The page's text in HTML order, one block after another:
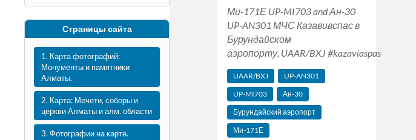
Страницы сайта
1. Карта фотографий:
Монументы и памятники
Алматы.
2. Карта: Мечети, соборы и
церкви Алматы и алм. области
3. Фотографии на карте.
Ми-171Е UP-MI703 and Ан-30
UP-AN301 МЧС Казавивспас в
Бурундайском
аэропорту, UAAR/BXJ ‪#‎kazaviaspas‬ 26.03.16.
UAAR/BXJ
UP-AN301
UP-MI703
Ан-30
Бурундайский аэропорт
Ми-171Е